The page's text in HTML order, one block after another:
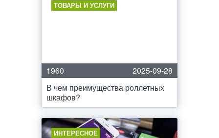
ТОВАРЫ И УСЛУГИ
1960
2025-09-28
В чем преимущества роллетных
шкафов?
ИНТЕРЕСНОЕ